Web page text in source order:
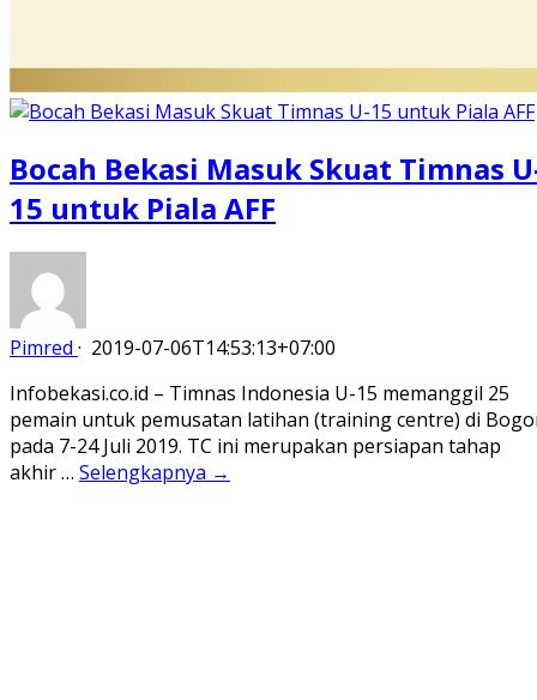
Bocah Bekasi Masuk Skuat Timnas
15 untuk Piala AFF
Pimred · 2019-07-06T14:53:13+07:00
Infobekasi.co.id – Timnas Indonesia U-15 memanggil 25
pemain untuk pemusatan latihan (training centre) di
pada 7-24 Juli 2019. TC ini merupakan persiapan tahap
akhir … Selengkapnya →